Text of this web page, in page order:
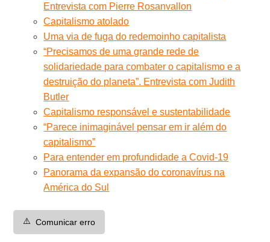
Entrevista com Pierre Rosanvallon
Capitalismo atolado
Uma via de fuga do redemoinho capitalista
“Precisamos de uma grande rede de
solidariedade para combater o capitalismo e a
destruição do planeta”. Entrevista com Judith
Butler
Capitalismo responsável e sustentabilidade
“Parece inimaginável pensar em ir além do
capitalismo”
Para entender em profundidade a Covid-19
Panorama da expansão do coronavírus na
América do Sul
⚠️ Comunicar erro